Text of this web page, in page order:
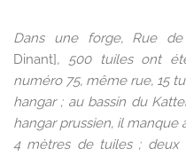
Dans une forge, Rue
Dinant], 500 tuiles ont
numéro 75, même rue, 15
hangar ; au bassin du
hangar prussien, il
4 mètres de tuiles ; deux